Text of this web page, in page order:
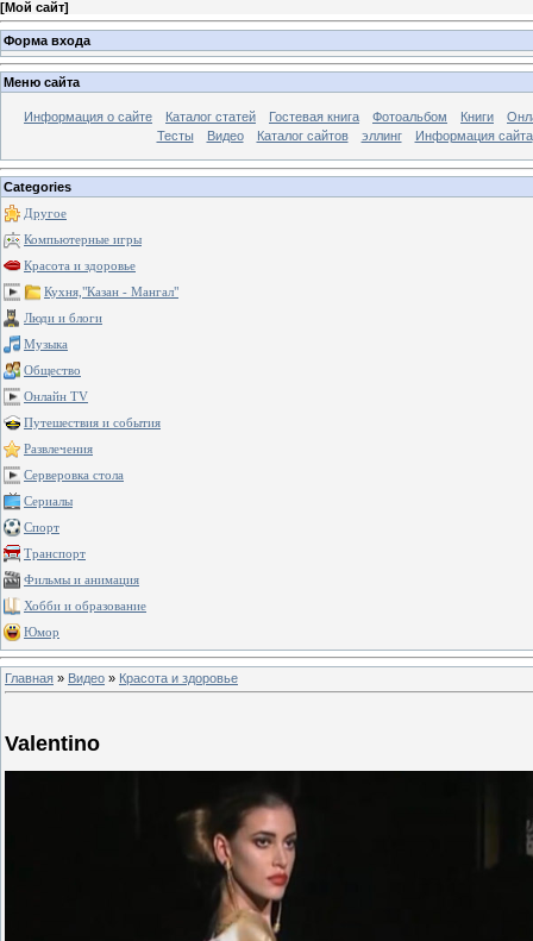
[Мой сайт]
Форма входа
Меню сайта
Информация о сайте Каталог статей Гостевая книга Фотоальбом Книги
Тесты
Видео Каталог сайтов эллинг Информация сайта
Categories
Другое
Компьютерные игры
Красота и здоровье
Кухня,"Казан - Мангал"
Люди и блоги
Музыка
Общество
Онлайн TV
Путешествия и события
Развлечения
Серверовка стола
Сериалы
Спорт
Транспорт
Фильмы и анимация
Хобби и образование
Юмор
Главная » Видео » Красота и здоровье
Valentino